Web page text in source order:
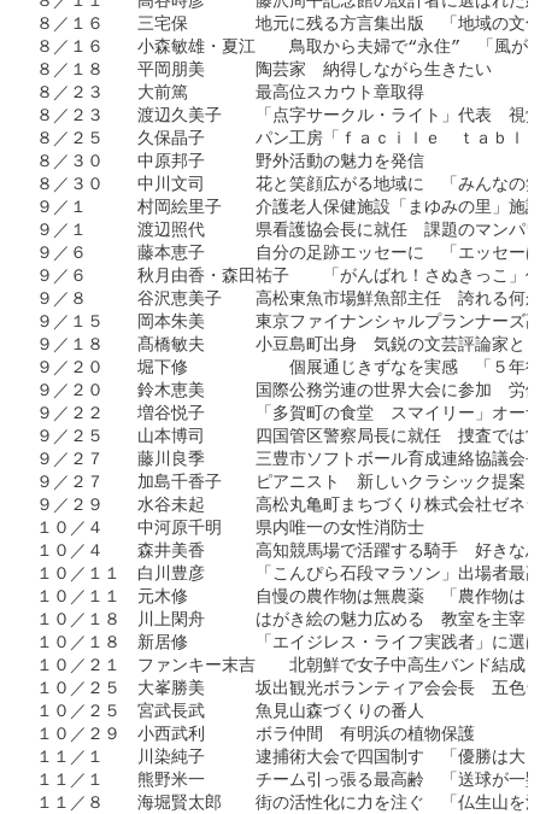
８／１６　　三宅保　　　　地元に残る方言集出版　「地域の文
８／１６　　小森敏雄・夏江　　鳥取から夫婦で“永住”　「風が
８／１８　　平岡朋美　　　陶芸家　納得しながら生きたい
８／２３　　大前篤　　　　最高位スカウト章取得
８／２３　　渡辺久美子　　「点字サークル・ライト」代表　視
８／２５　　久保晶子　　　パン工房「ｆａｃｉｌｅ　ｔａｂｌ
８／３０　　中原邦子　　　野外活動の魅力を発信
８／３０　　中川文司　　　花と笑顔広がる地域に　「みんなの
９／１　　　村岡絵里子　　介護老人保健施設「まゆみの里」施
９／１　　　渡辺照代　　　県看護協会長に就任　課題のマンパ
９／６　　　藤本恵子　　　自分の足跡エッセーに　「エッセー
９／６　　　秋月由香・森田祐子　　「がんばれ！さぬきっこ
９／８　　　谷沢恵美子　　高松東魚市場鮮魚部主任　誇れる何
９／１５　　岡本朱美　　　東京ファイナンシャルプランナー
９／１８　　髙橋敏夫　　　小豆島町出身　気鋭の文芸評論家
９／２０　　堀下修　　　　　　個展通じきずなを実感　「５年
９／２０　　鈴木恵美　　　国際公務労連の世界大会に参加　労
９／２２　　増谷悦子　　　「多賀町の食堂　スマイリー」オー
９／２５　　山本博司　　　四国管区警察局長に就任　捜査では
９／２７　　藤川良季　　　三豊市ソフトボール育成連絡協議会
９／２７　　加島千香子　　ピアニスト　新しいクラシック提
９／２９　　水谷未起　　　高松丸亀町まちづくり株式会社ゼ
１０／４　　中河原千明　　県内唯一の女性消防士
１０／４　　森井美香　　　高知競馬場で活躍する騎手　好きな
１０／１１　白川豊彦　　　「こんぴら石段マラソン」出場者最
１０／１１　元木修　　　　自慢の農作物は無農薬　「農作物は
１０／１８　川上閑舟　　　はがき絵の魅力広める　教室を主宰
１０／１８　新居修　　　　「エイジレス・ライフ実践者」に選
１０／２１　ファンキー末吉　　北朝鮮で女子中高生バンド結成
１０／２５　大峯勝美　　　坂出観光ボランティア会会長　五色
１０／２５　宮武長武　　　魚見山森づくりの番人
１０／２９　小西武利　　　ボラ仲間　有明浜の植物保護
１１／１　　川染純子　　　逮捕術大会で四国制す　「優勝は大
１１／１　　熊野米一　　　チーム引っ張る最高齢　「送球が一
１１／８　　海堀賢太郎　　街の活性化に力を注ぐ　「仏生山を